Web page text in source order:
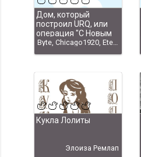
Дом, который
построил URQ, или
операция "С Новым
Годом!!!"
Byte, Chicago1920, Eten, fireton, Goraph, Korwin, noname, ZombX, Александр Граф, Евг, Nansi, С Новым Годом-2009"
Кукла Лолиты
Элоиза Ремлап